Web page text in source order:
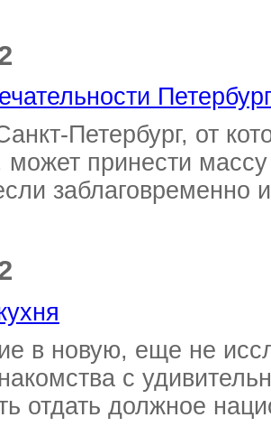
Петербург, от
может принести
заблаговременно
в новую, еще не
с
отдать должное